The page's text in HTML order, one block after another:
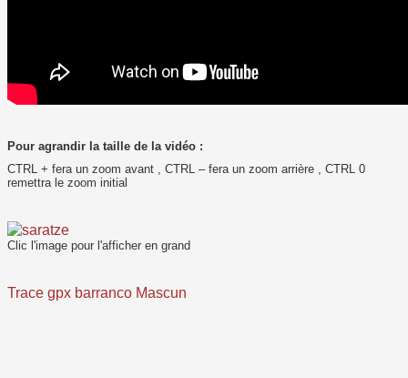
Pour agrandir la taille de la vidéo :
CTRL + fera un zoom avant , CTRL – fera un zoom arrière , CTRL 0
remettra le zoom initial
Clic l'image pour l'afficher en grand
Trace gpx barranco Mascun